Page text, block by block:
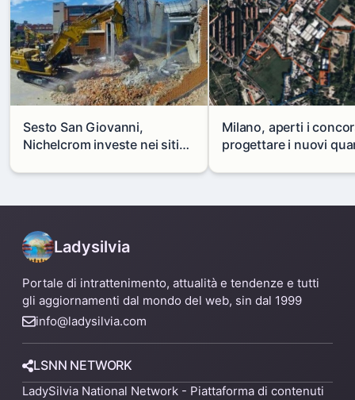
Sesto San Giovanni,
Nichelcrom investe nei siti
capannone per fare spazio a
Milano, aperti i
progettare i nuovi
Mare
Ladysilvia
Portale di intrattenimento, attualità e tendenze e tutti
gli aggiornamenti dal mondo del web, sin dal 1999
info@ladysilvia.com
LSNN NETWORK
LadySilvia National Network - Piattaforma di contenuti